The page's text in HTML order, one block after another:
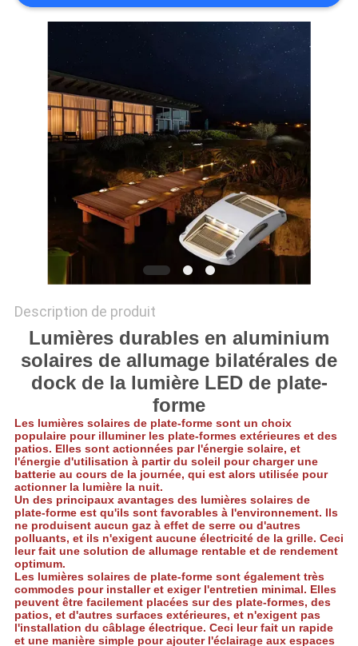
DEMANDER
DEVIS
ONLINE
PLAN
POLITIQUE
DE
CONFIDENTIALITÉ
Description de produit
Lumières durables en aluminium
solaires de allumage bilatérales de
dock de la lumière LED de plate-
forme
Les lumières solaires de plate-forme sont un choix
populaire pour illuminer les plate-formes extérieures et des
patios. Elles sont actionnées par l'énergie solaire, et
l'énergie d'utilisation à partir du soleil pour charger une
batterie au cours de la journée, qui est alors utilisée pour
actionner la lumière la nuit.
Un des principaux avantages des lumières solaires de
plate-forme est qu'ils sont favorables à l'environnement. Ils
ne produisent aucun gaz à effet de serre ou d'autres
polluants, et ils n'exigent aucune électricité de la grille. Ceci
leur fait une solution de allumage rentable et de rendement
optimum.
Les lumières solaires de plate-forme sont également très
commodes pour installer et exiger l'entretien minimal. Elles
peuvent être facilement placées sur des plate-formes, des
patios, et d'autres surfaces extérieures, et n'exigent pas
l'installation du câblage électrique. Ceci leur fait un rapide
et une manière simple pour ajouter l'éclairage aux espaces